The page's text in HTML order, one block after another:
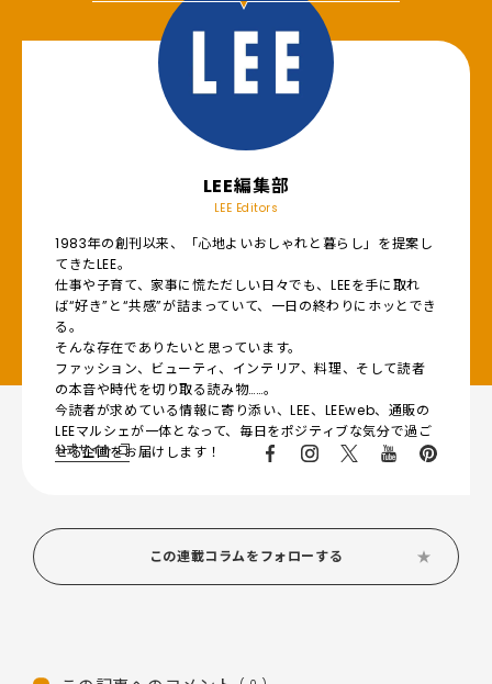
LEE編集部
LEE Editors
1983年の創刊以来、「心地よいおしゃれと暮らし」を提案し
てきたLEE。
仕事や子育て、家事に慌ただしい日々でも、LEEを手に取れ
ば“好き”と“共感”が詰まっていて、一日の終わりにホッとでき
る。
そんな存在でありたいと思っています。
ファッション、ビューティ、インテリア、料理、そして読者
の本音や時代を切り取る読み物……。
今読者が求めている情報に寄り添い、LEE、LEEweb、通販の
LEEマルシェが一体となって、毎日をポジティブな気分で過ご
せる企画をお届けします！
公式サイト
この連載コラムをフォローする